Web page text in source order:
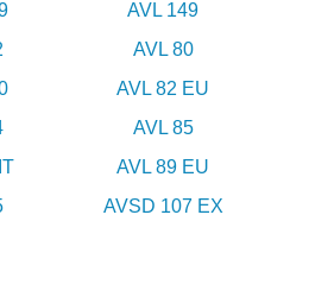
AVL 149
AVL 80
AVL 82 EU
AVL 85
AVL 89 EU
AVSD 107 EX